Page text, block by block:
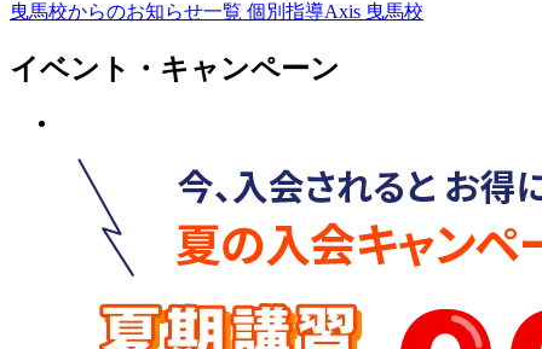
曳馬校からのお知らせ一覧 個別指導Axis 曳馬校
イベント・キャンペーン